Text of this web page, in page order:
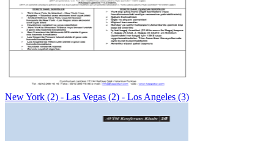
New York (2) - Las Vegas (2) - Los Angeles (3)